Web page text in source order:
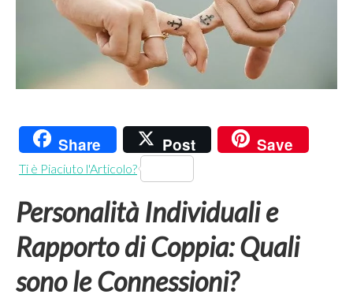
Share Post Save
Ti è Piaciuto l'Articolo?
Personalità Individuali e
Rapporto di Coppia: Quali
sono le Connessioni?